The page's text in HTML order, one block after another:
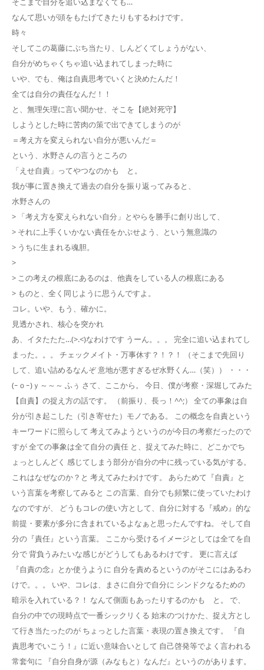
なんて思いが頭をもたげてきたりもするわけです。
時々
そしてこの葛藤にぶち当たり、しんどくてしょうがない、
自分がめちゃくちゃ追い込まれてしまった時に
いや、でも、俺は自責思考でいくと決めたんだ！
全ては自分の責任なんだ！！
と、無理矢理に言い聞かせ、そこを【絶対死守】
しようとした時に苦肉の策で出できてしまうのが
＝考え方を変えられない自分が悪いんだ＝
という、水野さんの言うところの
「えせ自責」ってやつなのかも と。
我が事に置き換えて過去の自分を振り返ってみると、
水野さんの
> 「考え方を変えられない自分」とやらを勝手に創り出して、
> それに上手くいかない責任をかぶせよう、という無意識の
> うちに生まれる魂胆。
>
> この考えの根底にあるのは、他責をしている人の根底にある
> ものと、全く同じように思うんですよ。
コレ。いや、もう、確かに。
見透かされ、核心を突かれ
あ、イタたたた…(>.<)なわけです うーん。。。 完全に追い込まれてし
まった。。。 チェックメイト・万事休す？！？！ （そこまで先回り
して、追い詰めるなんぞ 意地が悪すぎるぜ水野くん…（笑）） ・・・
(ｰｏｰ)ｙ～～～ ふぅ さて、ここから。 今日、僕が考察・深堀してみた
【自責】の捉え方の話です。 （前振り、長っ！^^;） 全ての事象は自
分が引き起こした（引き寄せた）モノである。 この概念を自責という
キーワードに照らして 考えてみようというのが今日の考察だったので
すが 全ての事象は全て自分の責任 と、捉えてみた時に、どこかでち
ょっとしんどく 感じてしまう部分が自分の中に残っている気がする。
これはなぜなのか？と 考えてみたわけです。 あらためて『自責』と
いう言葉を考察してみると この言葉、自分でも頻繁に使っていたわけ
なのですが、 どうもコレの使い方として、自分に対する『戒め』的な
前提・要素が多分に含まれているよなぁと思ったんですね。 そして自
分の『責任』という言葉。 ここから受けるイメージとしては全てを自
分で 背負うみたいな感じがどうしてもあるわけです。 更に言えば
『自責の念』とか使うように 自分を責めるというのがそこにはあるわ
けで。。。 いや、コレは、まさに自分で自分に シンドクなるための
暗示を入れている？！ なんて側面もあったりするのかも と。 で、
自分の中での現時点で一番シックリくる 始末のつけかた、捉え方とし
て行き当たったのが ちょっとした言葉・表現の置き換えです。 『自
責思考でいこう！』に近い意味合いとして 自己啓発等でよく言われる
常套句に 『自分自身が源（みなもと）なんだ』というのがあります。